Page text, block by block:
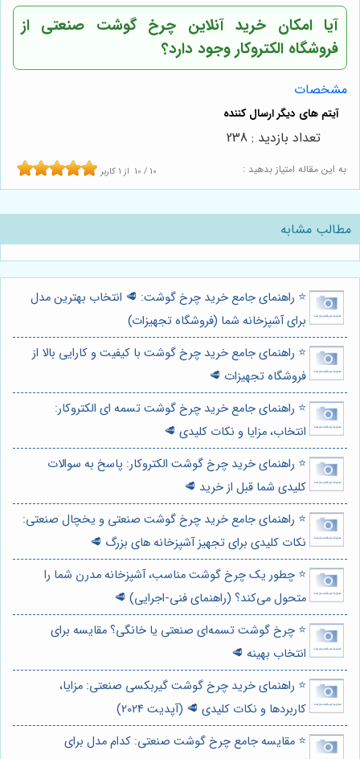
آیا امکان خرید آنلاین چرخ گوشت صنعتی از
فروشگاه الکتروکار وجود دارد؟
مشخصات
به این مقاله امتیاز بدهید : 10 / 10 از 1 کاربر
تعداد بازدید : 238
مطالب مشابه
⭐️ راهنمای جامع خرید چرخ گوشت: 🥩 انتخاب بهترین مدل
برای آشپزخانه شما (فروشگاه تجهیزات)
⭐️ راهنمای جامع خرید چرخ گوشت با کیفیت و کارایی بالا از
فروشگاه تجهیزات 🥩
⭐️ راهنمای جامع خرید چرخ گوشت تسمه ای الکتروکار:
انتخاب، مزایا و نکات کلیدی 🥩
⭐️ راهنمای خرید چرخ گوشت الکتروکار: پاسخ به سوالات
کلیدی شما قبل از خرید 🥩
⭐️ راهنمای جامع خرید چرخ گوشت صنعتی و یخچال صنعتی:
نکات کلیدی برای تجهیز آشپزخانه های بزرگ 🥩
⭐️ چطور یک چرخ گوشت مناسب، آشپزخانه مدرن شما را
متحول می‌کند؟ (راهنمای فنی-اجرایی) 🥩
⭐️ چرخ گوشت تسمه‌ای صنعتی یا خانگی؟ مقایسه برای
انتخاب بهینه 🥩
⭐️ راهنمای خرید چرخ گوشت گیربکسی صنعتی: مزایا،
کاربردها و نکات کلیدی 🥩 (آپدیت 2024)
⭐️ مقایسه جامع چرخ گوشت صنعتی: کدام مدل برای